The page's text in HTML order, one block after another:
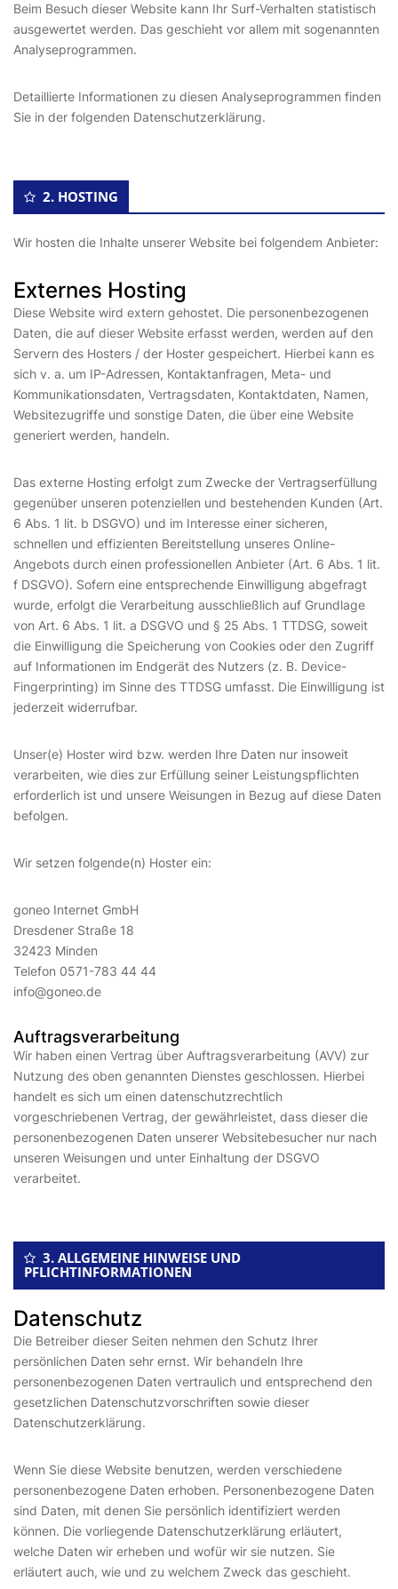
Beim Besuch dieser Website kann Ihr Surf-Verhalten statistisch
ausgewertet werden. Das geschieht vor allem mit sogenannten
Analyseprogrammen.
Detaillierte Informationen zu diesen Analyseprogrammen finden
Sie in der folgenden Datenschutzerklärung.
2. HOSTING
Wir hosten die Inhalte unserer Website bei folgendem Anbieter:
Externes Hosting
Diese Website wird extern gehostet. Die personenbezogenen
Daten, die auf dieser Website erfasst werden, werden auf den
Servern des Hosters / der Hoster gespeichert. Hierbei kann es
sich v. a. um IP-Adressen, Kontaktanfragen, Meta- und
Kommunikationsdaten, Vertragsdaten, Kontaktdaten, Namen,
Websitezugriffe und sonstige Daten, die über eine Website
generiert werden, handeln.
Das externe Hosting erfolgt zum Zwecke der Vertragserfüllung
gegenüber unseren potenziellen und bestehenden Kunden (Art.
6 Abs. 1 lit. b DSGVO) und im Interesse einer sicheren,
schnellen und effizienten Bereitstellung unseres Online-
Angebots durch einen professionellen Anbieter (Art. 6 Abs. 1 lit.
f DSGVO). Sofern eine entsprechende Einwilligung abgefragt
wurde, erfolgt die Verarbeitung ausschließlich auf Grundlage
von Art. 6 Abs. 1 lit. a DSGVO und § 25 Abs. 1 TTDSG, soweit
die Einwilligung die Speicherung von Cookies oder den Zugriff
auf Informationen im Endgerät des Nutzers (z. B. Device-
Fingerprinting) im Sinne des TTDSG umfasst. Die Einwilligung ist
jederzeit widerrufbar.
Unser(e) Hoster wird bzw. werden Ihre Daten nur insoweit
verarbeiten, wie dies zur Erfüllung seiner Leistungspflichten
erforderlich ist und unsere Weisungen in Bezug auf diese Daten
befolgen.
Wir setzen folgende(n) Hoster ein:
goneo Internet GmbH
Dresdener Straße 18
32423 Minden
Telefon 0571-783 44 44
info@goneo.de
Auftragsverarbeitung
Wir haben einen Vertrag über Auftragsverarbeitung (AVV) zur
Nutzung des oben genannten Dienstes geschlossen. Hierbei
handelt es sich um einen datenschutzrechtlich
vorgeschriebenen Vertrag, der gewährleistet, dass dieser die
personenbezogenen Daten unserer Websitebesucher nur nach
unseren Weisungen und unter Einhaltung der DSGVO
verarbeitet.
3. ALLGEMEINE HINWEISE UND
PFLICHTINFORMATIONEN
Datenschutz
Die Betreiber dieser Seiten nehmen den Schutz Ihrer
persönlichen Daten sehr ernst. Wir behandeln Ihre
personenbezogenen Daten vertraulich und entsprechend den
gesetzlichen Datenschutzvorschriften sowie dieser
Datenschutzerklärung.
Wenn Sie diese Website benutzen, werden verschiedene
personenbezogene Daten erhoben. Personenbezogene Daten
sind Daten, mit denen Sie persönlich identifiziert werden
können. Die vorliegende Datenschutzerklärung erläutert,
welche Daten wir erheben und wofür wir sie nutzen. Sie
erläutert auch, wie und zu welchem Zweck das geschieht.